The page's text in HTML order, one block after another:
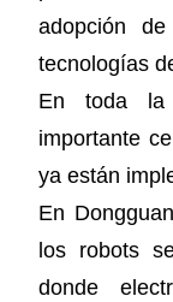
adopción
tecnologías
En toda la
importante
ya están
En
los robots
donde